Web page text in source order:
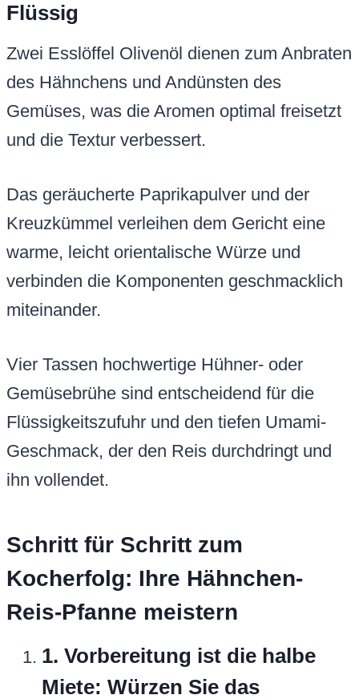
Flüssig
Zwei Esslöffel Olivenöl dienen zum Anbraten
des Hähnchens und Andünsten des
Gemüses, was die Aromen optimal freisetzt
und die Textur verbessert.
Das geräucherte Paprikapulver und der
Kreuzkümmel verleihen dem Gericht eine
warme, leicht orientalische Würze und
verbinden die Komponenten geschmacklich
miteinander.
Vier Tassen hochwertige Hühner- oder
Gemüsebrühe sind entscheidend für die
Flüssigkeitszufuhr und den tiefen Umami-
Geschmack, der den Reis durchdringt und
ihn vollendet.
Schritt für Schritt zum
Kocherfolg: Ihre Hähnchen-
Reis-Pfanne meistern
1. Vorbereitung ist die halbe
Miete: Würzen Sie das